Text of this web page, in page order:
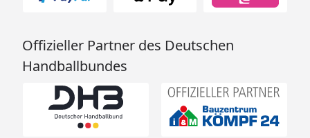
Offizieller Partner des Deutschen
Handballbundes